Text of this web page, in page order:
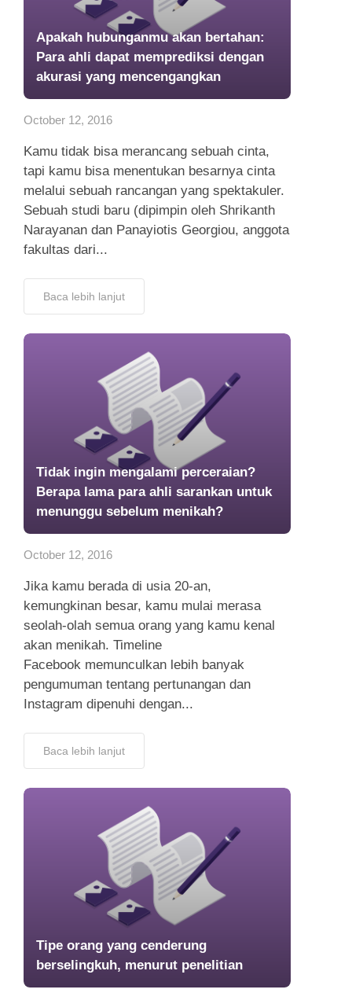
Apakah hubunganmu akan bertahan:
Para ahli dapat memprediksi dengan
akurasi yang mencengangkan
October 12, 2016
Kamu tidak bisa merancang sebuah cinta,
tapi kamu bisa menentukan besarnya cinta
melalui sebuah rancangan yang spektakuler.
Sebuah studi baru (dipimpin oleh Shrikanth
Narayanan dan Panayiotis Georgiou, anggota
fakultas dari...
Baca lebih lanjut
Tidak ingin mengalami perceraian?
Berapa lama para ahli sarankan untuk
menunggu sebelum menikah?
October 12, 2016
Jika kamu berada di usia 20-an,
kemungkinan besar, kamu mulai merasa
seolah-olah semua orang yang kamu kenal
akan menikah. Timeline
Facebook memunculkan lebih banyak
pengumuman tentang pertunangan dan
Instagram dipenuhi dengan...
Baca lebih lanjut
Tipe orang yang cenderung
berselingkuh, menurut penelitian